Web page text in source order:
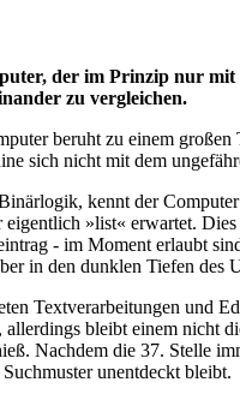
der im Prinzip nur mit
zu vergleichen.
beruht zu einem
sich nicht mit dem
kennt der
»list« erwartet.
- im Moment erlaubt
in den dunklen Tiefen
Textverarbeitungen und
allerdings bleibt einem nicht
Nachdem die 37. Stelle
unentdeckt bleibt.